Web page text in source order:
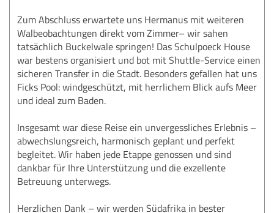
Zum Abschluss erwartete uns Hermanus mit weiteren
Walbeobachtungen direkt vom Zimmer– wir sahen
tatsächlich Buckelwale springen! Das Schulpoeck House
war bestens organisiert und bot mit Shuttle-Service einen
sicheren Transfer in die Stadt. Besonders gefallen hat uns
Ficks Pool: windgeschützt, mit herrlichem Blick aufs Meer
und ideal zum Baden.
Insgesamt war diese Reise ein unvergessliches Erlebnis –
abwechslungsreich, harmonisch geplant und perfekt
begleitet. Wir haben jede Etappe genossen und sind
dankbar für Ihre Unterstützung und die exzellente
Betreuung unterwegs.
Herzlichen Dank – wir werden Südafrika in bester